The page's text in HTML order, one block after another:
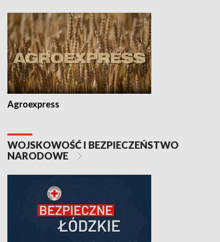
Agroexpress
WOJSKOWOŚĆ I BEZPIECZEŃSTWO
NARODOWE